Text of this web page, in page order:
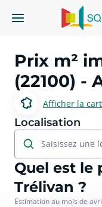
Prix m²
(22100) -
Afficher la
Localisation
Saisissez une
Quel est le
Trélivan ?
Estimation au mois de